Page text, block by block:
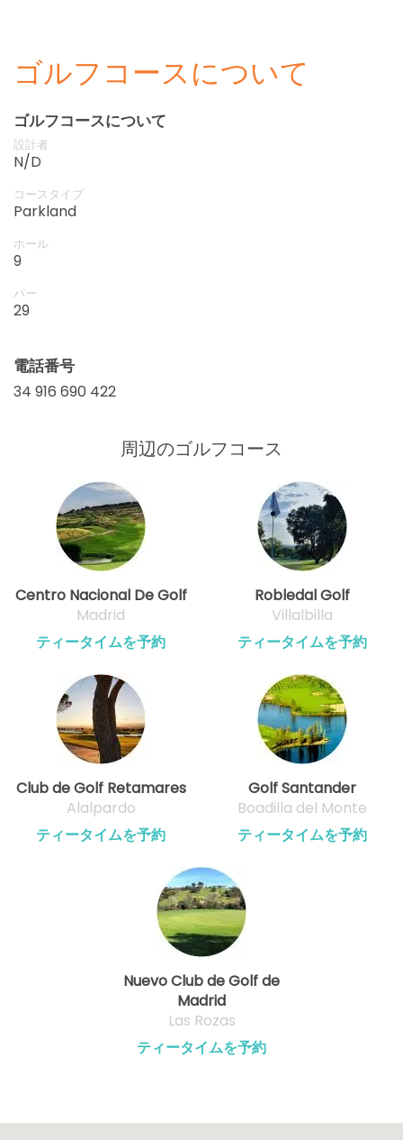
ゴルフコースについて
ゴルフコースについて
設計者
N/D
コースタイプ
Parkland
ホール
9
パー
29
電話番号
34 916 690 422
周辺のゴルフコース
Centro Nacional De Golf
Madrid
ティータイムを予約
Robledal Golf
Villalbilla
ティータイムを予約
Club de Golf Retamares
Alalpardo
ティータイムを予約
Golf Santander
Boadilla del Monte
ティータイムを予約
Nuevo Club de Golf de
Madrid
Las Rozas
ティータイムを予約